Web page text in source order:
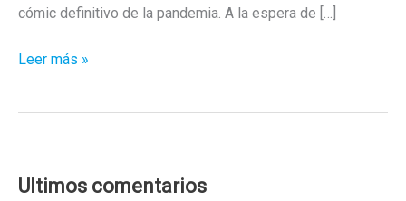
cómic definitivo de la pandemia. A la espera de […]
Los
Leer más »
Ultimos comentarios